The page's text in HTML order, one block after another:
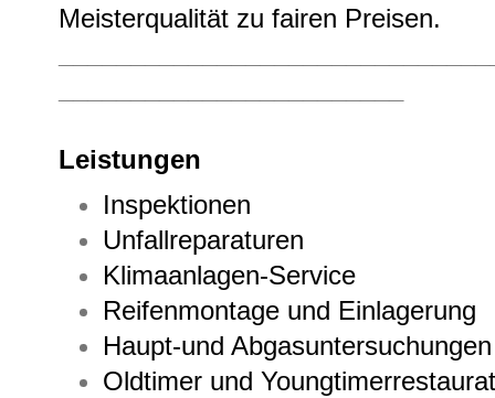
Meisterqualität zu fairen Preisen.
Leistungen
Inspektionen
Unfallreparaturen
Klimaanlagen-Service
Reifenmontage und Einlagerung
Haupt-und
Oldtimer und